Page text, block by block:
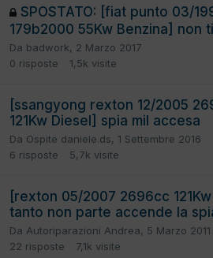
SPOSTATO: [fiat punto 03/
179b2000 55Kw Benzina] non
Da badwork, 2 Marzo 2017
0 risposte 1,5k visite
[ssangyong rexton 12/2005
121Kw Diesel] spia mil accesa
Da Ospite daniele.ds, 1 Settembre 2016
6 risposte 5,7k visite
[rexton 05/2007 2696cc
tanto non parte accende la
Da Autoriparazioni Andrea, 5 Marzo 2011
22 risposte 7,1k visite